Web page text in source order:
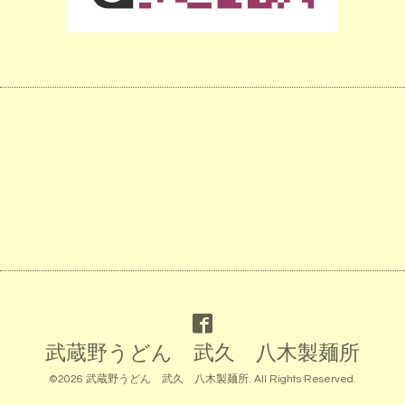
武蔵野うどん 武久 八木製麺所
©2026 武蔵野うどん 武久 八木製麺所. All Rights Reserved.